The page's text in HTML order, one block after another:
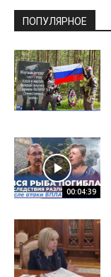
ПОПУЛЯРНОЕ
00:04:39